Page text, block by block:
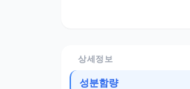
상세정보
성분함량